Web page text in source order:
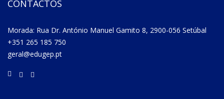
CONTACTOS
Morada: Rua Dr. António Manuel Gamito 8, 2900-056 Setúbal
+351 265 185 750
geral@edugep.pt